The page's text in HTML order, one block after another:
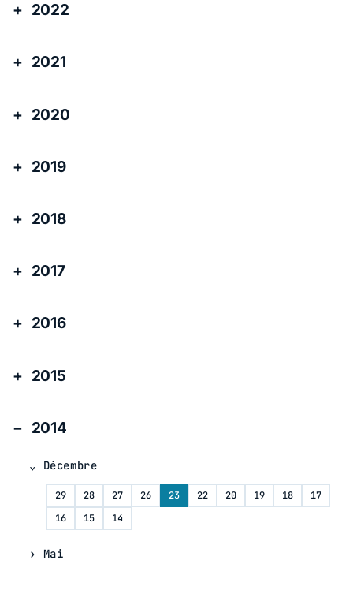
2022
2021
2020
2019
2018
2017
2016
2015
2014
Décembre
29 28 27 26 23 22 20 19 18
17
16
15 14
Mai